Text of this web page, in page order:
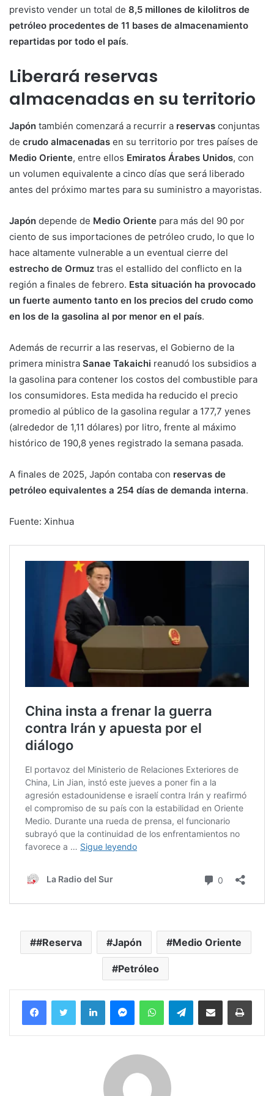
previsto vender un total de 8,5 millones de kilolitros de
petróleo procedentes de 11 bases de almacenamiento
repartidas por todo el país.
Liberará reservas
almacenadas en su territorio
Japón también comenzará a recurrir a reservas conjuntas
de crudo almacenadas en su territorio por tres países de
Medio Oriente, entre ellos Emiratos Árabes Unidos, con
un volumen equivalente a cinco días que será liberado
antes del próximo martes para su suministro a mayoristas.
Japón depende de Medio Oriente para más del 90 por
ciento de sus importaciones de petróleo crudo, lo que lo
hace altamente vulnerable a un eventual cierre del
estrecho de Ormuz tras el estallido del conflicto en la
región a finales de febrero. Esta situación ha provocado
un fuerte aumento tanto en los precios del crudo como
en los de la gasolina al por menor en el país.
Además de recurrir a las reservas, el Gobierno de la
primera ministra Sanae Takaichi reanudó los subsidios a
la gasolina para contener los costos del combustible para
los consumidores. Esta medida ha reducido el precio
promedio al público de la gasolina regular a 177,7 yenes
(alrededor de 1,11 dólares) por litro, frente al máximo
histórico de 190,8 yenes registrado la semana pasada.
A finales de 2025, Japón contaba con reservas de
petróleo equivalentes a 254 días de demanda interna.
Fuente: Xinhua
#Reserva Japón Medio Oriente
Petróleo
FacebookTwitter LinkedInMessengerWhatsAppTelegramCompartir por correo electrónico